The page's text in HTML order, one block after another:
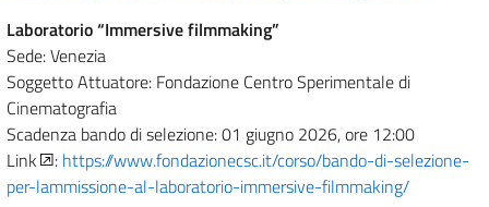
Laboratorio “Immersive filmmaking”
Sede: Venezia
Soggetto Attuatore: Fondazione Centro Sperimentale di
Cinematografia
Scadenza bando di selezione: 01 giugno 2026, ore 12:00
Link
: https://www.fondazionecsc.it/corso/bando-di-selezione-
per-lammissione-al-laboratorio-immersive-filmmaking/